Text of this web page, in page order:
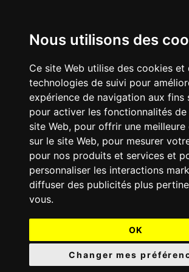
Nous utilisons des
Ce site Web utilise des cookies et
technologies de suivi pour
expérience de navigation aux fins
pour activer les fonctionnalités de
site Web, pour offrir une meilleure
sur le site Web, pour mesurer
pour nos produits et services et
personnaliser les interactions
diffuser des publicités plus
vous.
OK
Changer mes